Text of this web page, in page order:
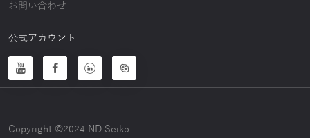
お問い合わせ
公式アカウント
Copyright ©2024 ND Seiko